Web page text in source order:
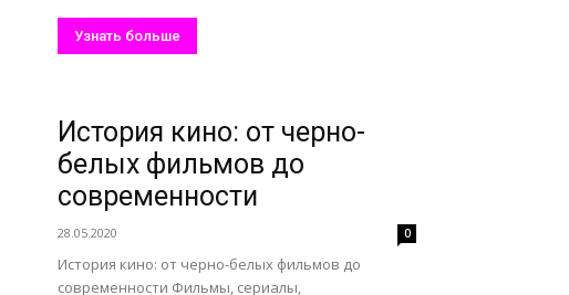
Узнать больше
История кино: от черно-
белых фильмов до
современности
28.05.2020 0
История кино: от черно-белых фильмов до
современности Фильмы, сериалы,